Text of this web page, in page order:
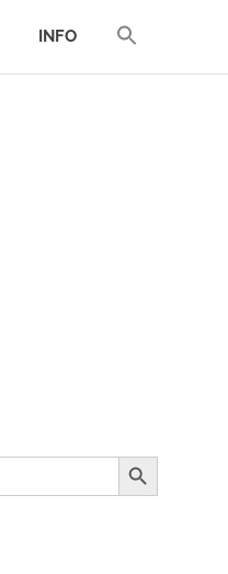
INFO
SEARCH BUTTON